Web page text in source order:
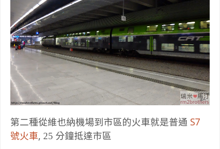
第二種從維也納機場到市區的火車就是普通 S7
號火車,25 分鐘抵達市區